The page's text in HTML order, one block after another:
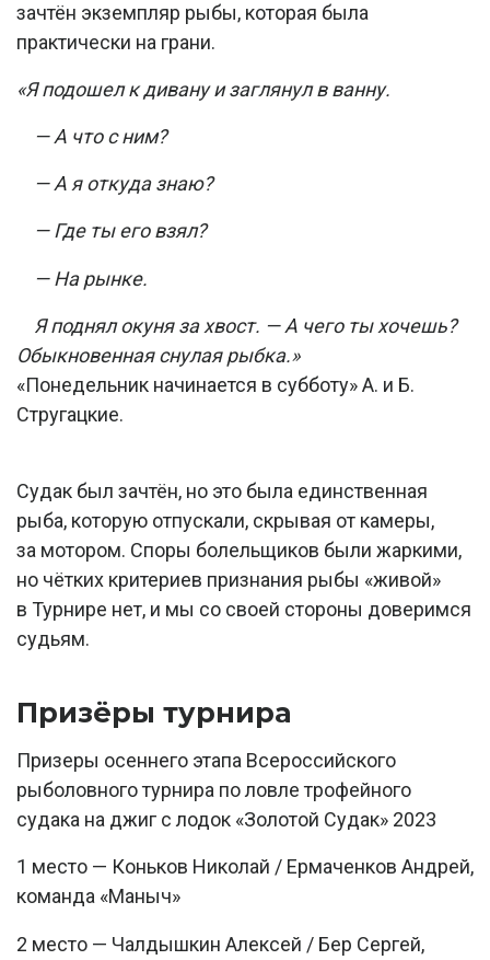
зачтён экземпляр рыбы, которая была
практически на грани.
«Я подошел к дивану и заглянул в ванну.
— А что с ним?
— А я откуда знаю?
— Где ты его взял?
— На рынке.
Я поднял окуня за хвост. — А чего ты хочешь?
Обыкновенная снулая рыбка.»
«Понедельник начинается в субботу» А. и Б.
Стругацкие.
Судак был зачтён, но это была единственная
рыба, которую отпускали, скрывая от камеры,
за мотором. Споры болельщиков были жаркими,
но чётких критериев признания рыбы «живой»
в Турнире нет, и мы со своей стороны доверимся
судьям.
Призёры турнира
Призеры осеннего этапа Всероссийского
рыболовного турнира по ловле трофейного
судака на джиг с лодок «Золотой Судак» 2023
1 место — Коньков Николай / Ермаченков Андрей,
команда «Маныч»
2 место — Чалдышкин Алексей / Бер Сергей,